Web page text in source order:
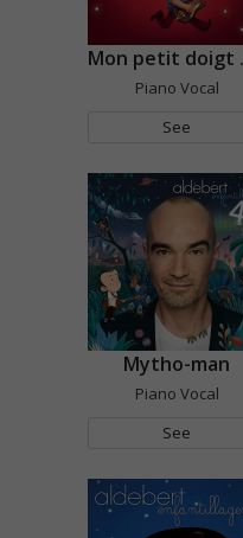
Piano Vocal
See
Mytho-man
Piano Vocal
See